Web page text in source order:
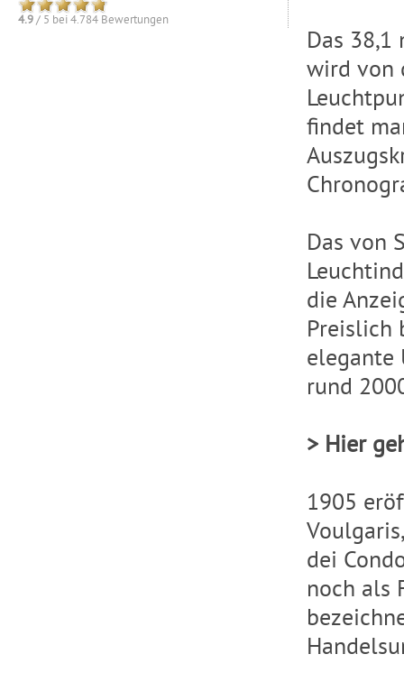
4.9/ 5 bei4.784 Bewertungen
Das 38,1
wird von
findet
Das von
die
Preislich
elegante
rund
> Hier
1905
dei
noch als